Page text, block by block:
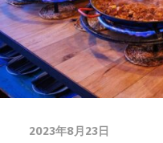
2023年8月23日